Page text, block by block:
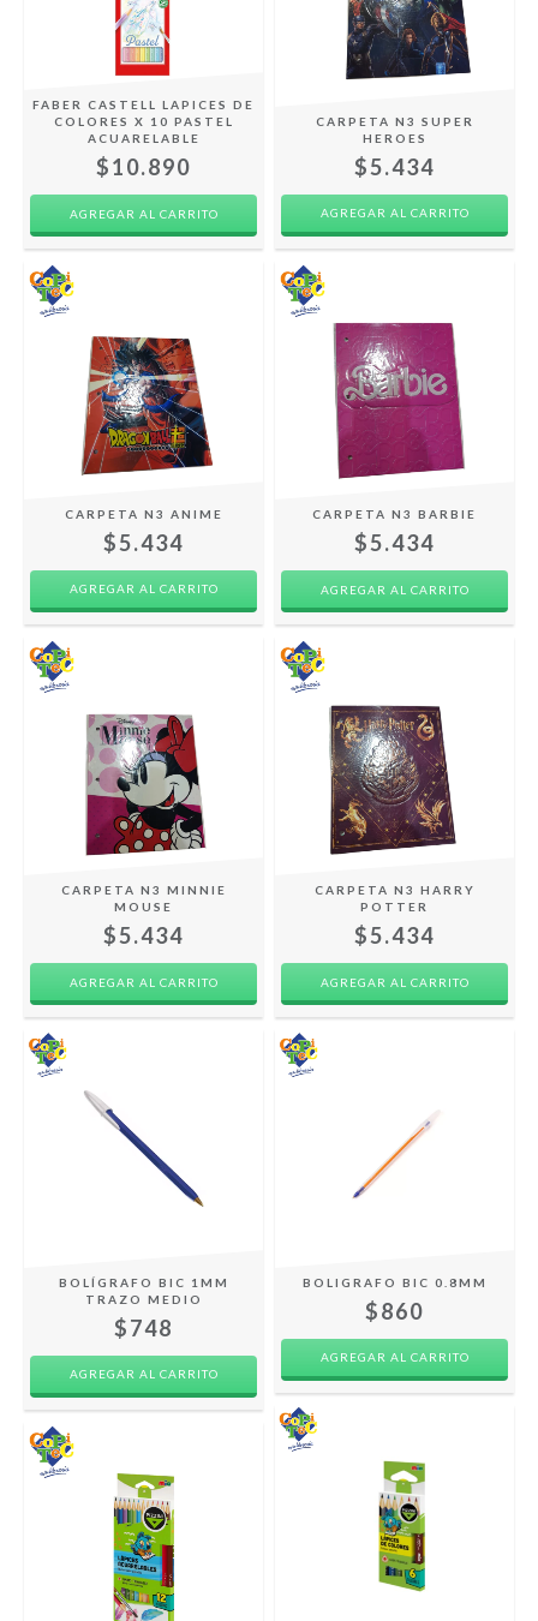
FABER CASTELL LAPICES DE
COLORES X 10 PASTEL
ACUARELABLE
$10.890
CARPETA N3 SUPER
HEROES
$5.434
AGREGAR AL CARRITO
CARPETA N3 ANIME
$5.434
AGREGAR AL CARRITO
CARPETA N3 BARBIE
$5.434
CARPETA N3 MINNIE
MOUSE
$5.434
CARPETA N3 HARRY
POTTER
$5.434
BOLÍGRAFO BIC 1MM
TRAZO MEDIO
$748
AGREGAR AL CARRITO
BOLIGRAFO BIC 0.8MM
$860
AGREGAR AL CARRITO